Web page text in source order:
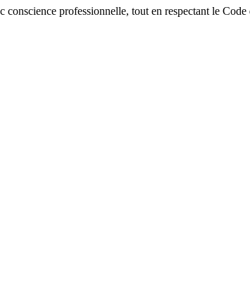
professionnelle, tout en respectant le